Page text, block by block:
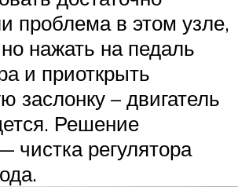
проблема в этом узле,
нажать на педаль
и приоткрыть
заслонку – двигатель
Решение
регулятора